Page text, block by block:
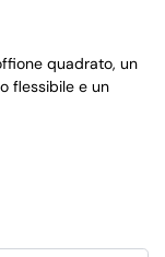
quadrato, un
flessibile e un